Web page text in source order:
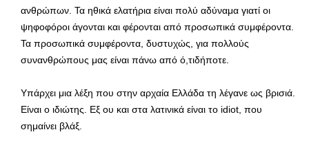
ανθρώπων. Τα ηθικά ελατήρια είναι πολύ αδύναμα γιατί οι
ψηφοφόροι άγονται και φέρονται από προσωπικά συμφέροντα.
Τα προσωπικά συμφέροντα, δυστυχώς, για πολλούς
συνανθρώπους μας είναι πάνω από ό,τιδήποτε.
Υπάρχει μια λέξη που στην αρχαία Ελλάδα τη λέγανε ως βρισιά.
Είναι ο ιδιώτης. Εξ ου και στα λατινικά είναι το idiot, που
σημαίνει βλάξ.